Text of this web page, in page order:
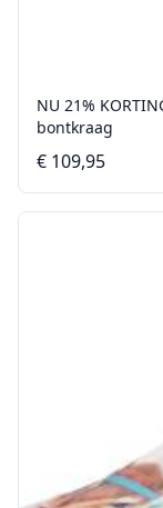
NU 21%
bontkraag
€ 109,95